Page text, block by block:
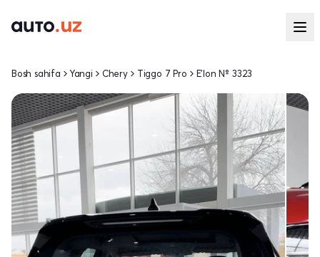
Bosh sahifa Yangi Chery Tiggo 7 Pro E'lon № 3323